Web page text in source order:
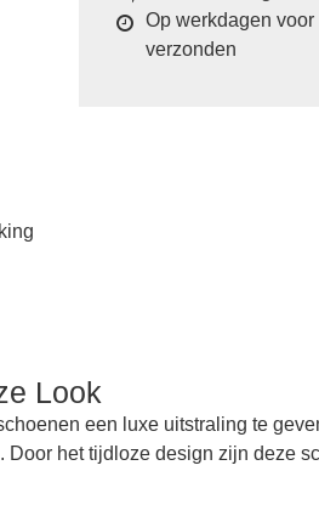
Op werkdagen
verzonden
Look
een luxe uitstraling te
het tijdloze design zijn deze